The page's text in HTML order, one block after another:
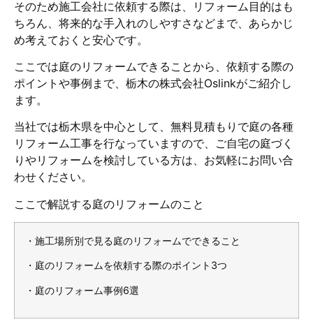
そのため施工会社に依頼する際は、リフォーム目的はも
ちろん、将来的な手入れのしやすさなどまで、あらかじ
め考えておくと安心です。
ここでは庭のリフォームできることから、依頼する際の
ポイントや事例まで、栃木の株式会社Oslinkがご紹介し
ます。
当社では栃木県を中心として、無料見積もりで庭の各種
リフォーム工事を行なっていますので、ご自宅の庭づく
りやリフォームを検討している方は、お気軽にお問い合
わせください。
ここで解説する庭のリフォームのこと
・施工場所別で見る庭のリフォームでできること
・庭のリフォームを依頼する際のポイント3つ
・庭のリフォーム事例6選